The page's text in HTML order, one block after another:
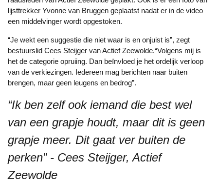
lijsttrekker Yvonne van Bruggen geplaatst nadat er in de video
een middelvinger wordt opgestoken.
“Je wekt een suggestie die niet waar is en onjuist is”, zegt
bestuurslid Cees Steijger van Actief Zeewolde.“Volgens mij is
het de categorie opruiing. Dan beïnvloed je het ordelijk verloop
van de verkiezingen. Iedereen mag berichten naar buiten
brengen, maar geen leugens en bedrog”.
“Ik ben zelf ook iemand die best wel
van een grapje houdt, maar dit is geen
grapje meer. Dit gaat ver buiten de
perken” - Cees Steijger, Actief
Zeewolde